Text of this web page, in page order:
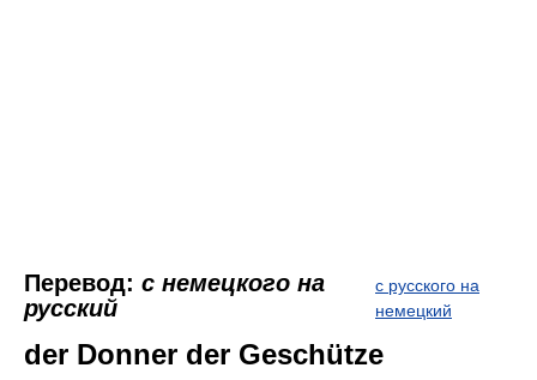
Перевод: с немецкого на
русский
с русского на
немецкий
der Donner der Geschütze